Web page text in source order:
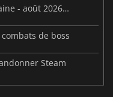
Sorties de jeux vidéo de cette semaine - août 2026 (semaine 32)
de boss
Steam